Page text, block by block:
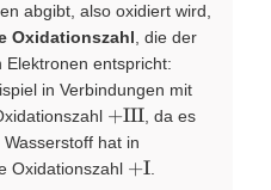
abgibt, also oxidiert wird,
Oxidationszahl, die der
entspricht:
in Verbindungen mit
\text{+III}
+III, da es
hat in
Oxidationszahl \text{+I}
+I.